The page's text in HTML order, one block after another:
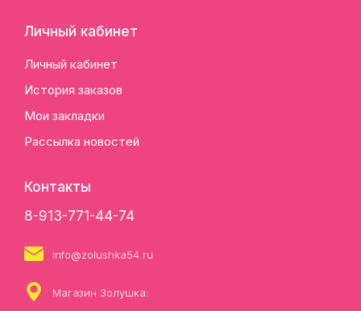
Личный кабинет
Личный кабинет
История заказов
Мои закладки
Рассылка новостей
Контакты
8-913-771-44-74
info@zolushka54.ru
Магазин Золушка: